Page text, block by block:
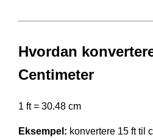
Hvordan
Centimeter
1 ft = 30.48 cm
Eksempel: konvertere 15 ft til